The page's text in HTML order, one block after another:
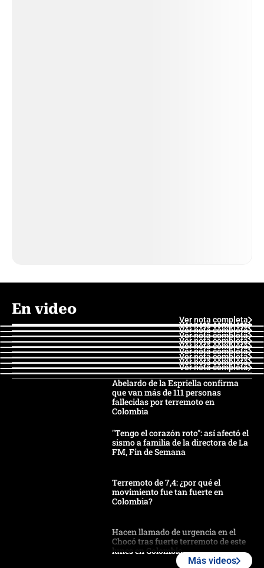
En video
Ver nota completa
Ver nota completa
Ver nota completa
Ver nota completa
Ver nota completa
Ver nota completa
Ver nota completa
Ver nota completa
Ver nota completa
Ver nota completa
Abelardo de la Espriella confirma
que van más de 111 personas
fallecidas por terremoto en
Colombia
"Tengo el corazón roto": así afectó el
sismo a familia de la directora de La
FM, Fin de Semana
Terremoto de 7,4: ¿por qué el
movimiento fue tan fuerte en
Colombia?
Hacen llamado de urgencia en el
Chocó tras fuerte terremoto de este
lunes en Colombia
Más videos